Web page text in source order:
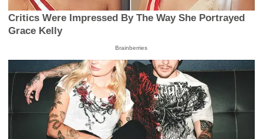
Critics Were Impressed By The Way She Portrayed
Grace Kelly
Brainberries